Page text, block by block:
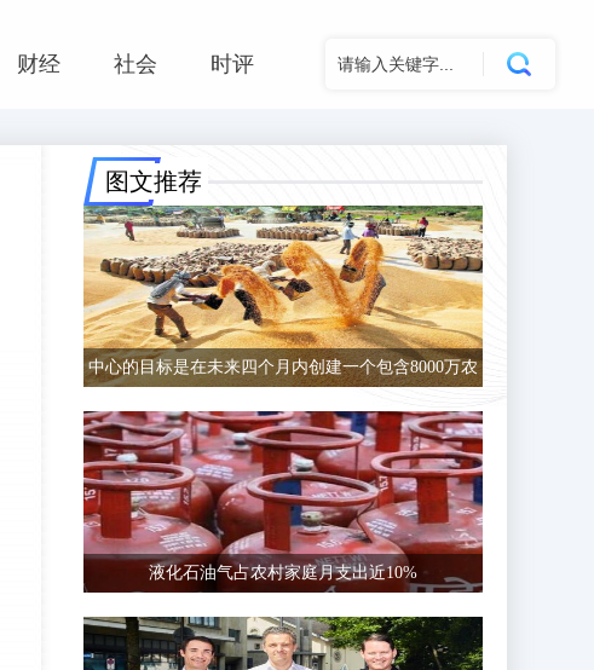
财经 社会 时评
图文推荐
中心的目标是在未来四个月内创建一个包含8000万农
液化石油气占农村家庭月支出近10%